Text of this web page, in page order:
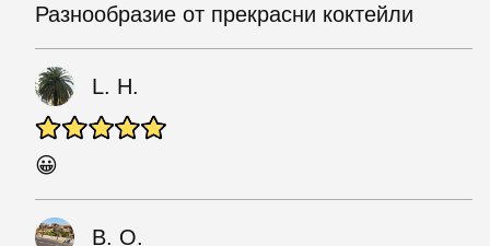
Разнообразие от прекрасни коктейли
L. H.
😀
В. О.